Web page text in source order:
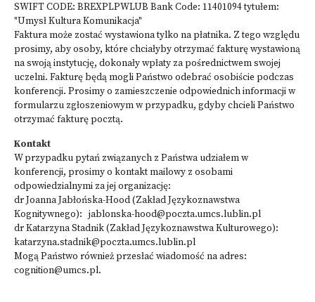
SWIFT CODE: BREXPLPWLUB Bank Code: 11401094 tytułem:
"Umysł Kultura Komunikacja"
Faktura może zostać wystawiona tylko na płatnika. Z tego względu
prosimy, aby osoby, które chciałyby otrzymać fakturę wystawioną
na swoją instytucję, dokonały wpłaty za pośrednictwem swojej
uczelni. Fakturę będą mogli Państwo odebrać osobiście podczas
konferencji. Prosimy o zamieszczenie odpowiednich informacji w
formularzu zgłoszeniowym w przypadku, gdyby chcieli Państwo
otrzymać fakturę pocztą.
Kontakt
W przypadku pytań związanych z Państwa udziałem w
konferencji, prosimy o kontakt mailowy z osobami
odpowiedzialnymi za jej organizację:
dr Joanna Jabłońska-Hood (Zakład Językoznawstwa
Kognitywnego): jablonska-hood@poczta.umcs.lublin.pl
dr Katarzyna Stadnik (Zakład Językoznawstwa Kulturowego):
katarzyna.stadnik@poczta.umcs.lublin.pl
Mogą Państwo również przesłać wiadomość na adres:
cognition@umcs.pl.